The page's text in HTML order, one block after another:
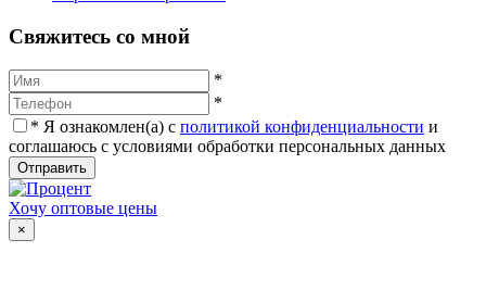
Cвяжитесь со мной
*
*
* Я ознакомлен(а) с политикой конфиденциальности и
соглашаюсь с условиями обработки персональных данных
Отправить
Хочу оптовые цены
×